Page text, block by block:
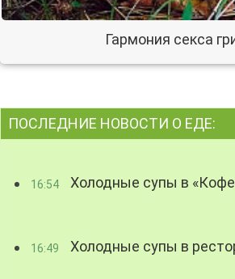
Гармония секса
ПОСЛЕДНИЕ НОВОСТИ О ЕДЕ:
16:54 Холодные супы в
16:49 Холодные супы в